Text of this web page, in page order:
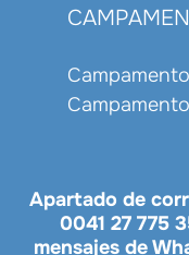
Apartado de
0041 27 775
mensajes de